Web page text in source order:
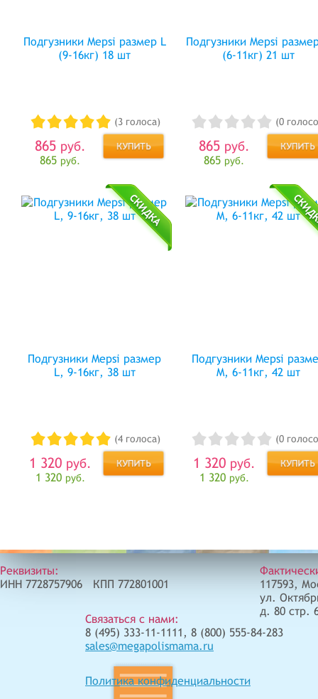
Подгузники Mepsi размер L
(9-16кг) 18 шт
(3 голоса)
865 руб.
865 руб.
Подгузники Mepsi
(6-11кг) 21 шт
(0
865 руб.
865 руб.
Подгузники Mepsi размер
L, 9-16кг, 38 шт
(4 голоса)
1 320 руб.
1 320 руб.
Подгузники Mepsi
M, 6-11кг, 42 шт
(0
1 320 руб.
1 320 руб.
Реквизиты:
ИНН 7728757906 КПП 772801001
Связаться с нами:
8 (495) 333-11-1111, 8 (800) 555-84-283
sales@megapolismama.ru
Политика конфиденциальности
117593,
ул.
д. 80 стр.